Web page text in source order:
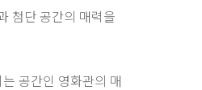
첨단 공간의 매력을
공간인 영화관의 매